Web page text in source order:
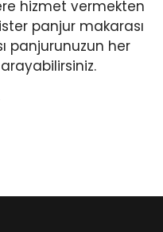
hizmet vermekten
panjur makarası
panjurunuzun her